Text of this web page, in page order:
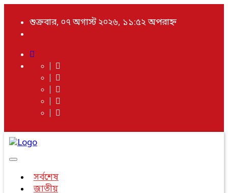
শুক্রবার, ০৭ অগাস্ট ২০২৬, ১১:৫২ অপরাহ্ন
Toggle
navigationসর্বশেষ
জাতীয়